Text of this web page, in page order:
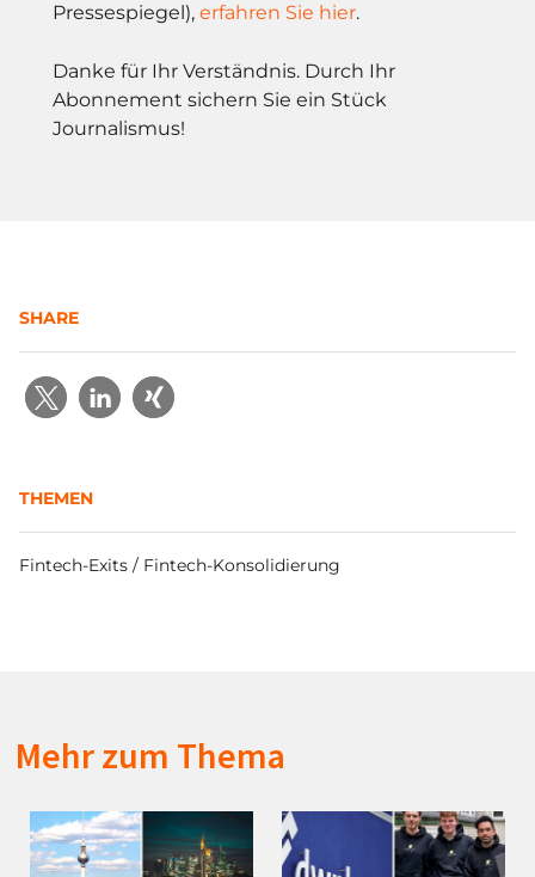
Pressespiegel), erfahren Sie hier.
Danke für Ihr Verständnis. Durch Ihr
Abonnement sichern Sie ein Stück
Journalismus!
SHARE
THEMEN
Fintech-Exits / Fintech-Konsolidierung
Mehr zum Thema